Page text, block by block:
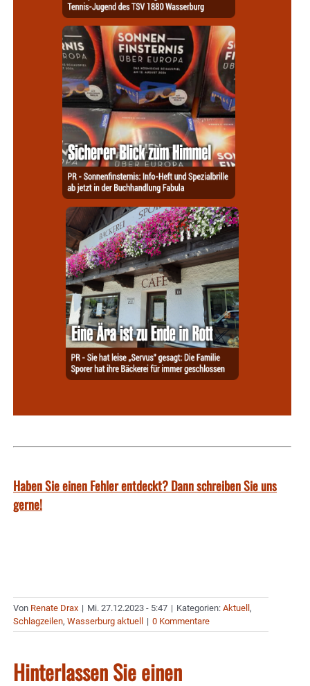
Haben Sie einen Fehler entdeckt? Dann schreiben Sie uns
gerne!
Von Renate Drax | Mi. 27.12.2023 - 5:47 | Kategorien: Aktuell ,
Schlagzeilen, Wasserburg aktuell | 0 Kommentare
Hinterlassen Sie einen